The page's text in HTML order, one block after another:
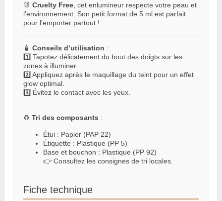
🐰 Cruelty Free , cet enlumineur respecte votre peau et
l’environnement. Son petit format de 5 ml est parfait
pour l’emporter partout !
🧴 Conseils d’utilisation :
1️⃣ Tapotez délicatement du bout des doigts sur les
zones à illuminer.
2️⃣ Appliquez après le maquillage du teint pour un effet
glow optimal.
3️⃣ Évitez le contact avec les yeux.
♻️ Tri des composants :
Étui : Papier (PAP 22)
Étiquette : Plastique (PP 5)
Base et bouchon : Plastique (PP 92)
👉 Consultez les consignes de tri locales.
Fiche technique